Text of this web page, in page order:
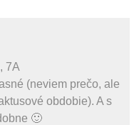
7A
(neviem prečo, ale
obdobie). A s
🙂